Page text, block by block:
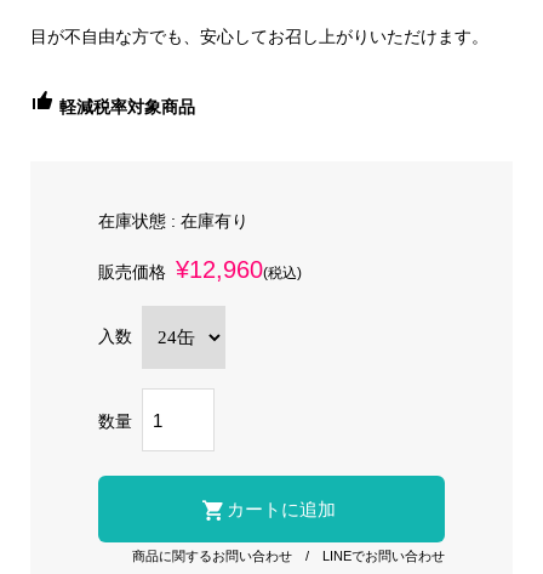
目が不自由な方でも、安心してお召し上がりいただけます。
軽減税率対象商品
在庫状態 : 在庫有り
販売価格 ¥12,960(税込)
入数
数量
商品に関するお問い合わせ /
LINEでお問い合わせ